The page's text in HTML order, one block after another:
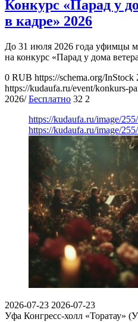
Конкурс «Парад у
в кадре» 2026
До 31 июля 2026 года уфимцы
на конкурс «Парад у дома
0 RUB https://schema.org/InStock
https://kudaufa.ru/event/konkurs-
2026/ Бесплатно 32 2
https://kudaufa.ru/image/
https://kudaufa.ru/image/
2026-07-23 2026-07-23
Уфа Конгресс-холл «Торатау»